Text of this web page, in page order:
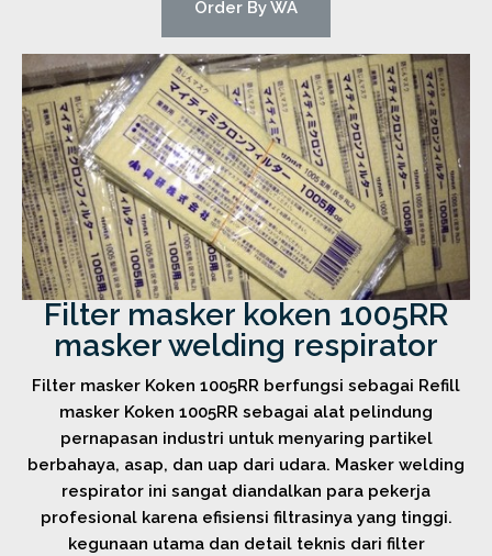
Order By WA
Filter masker koken 1005RR
masker welding respirator
Filter masker Koken 1005RR berfungsi sebagai Refill
masker Koken 1005RR sebagai alat pelindung
pernapasan industri untuk menyaring partikel
berbahaya, asap, dan uap dari udara. Masker welding
respirator ini sangat diandalkan para pekerja
profesional karena efisiensi filtrasinya yang tinggi.
kegunaan utama dan detail teknis dari filter